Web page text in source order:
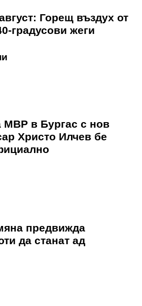
Горещ въздух от
градусови жеги
МВР в Бургас с нов
Христо Илчев бе
предвижда
да станат ад